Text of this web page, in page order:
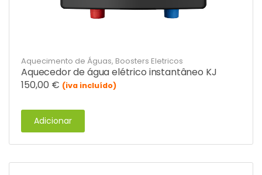
Aquecimento de Águas, Boosters Eletricos
Aquecedor de água elétrico instantâneo KJ
150,00 € (iva incluído)
Adicionar